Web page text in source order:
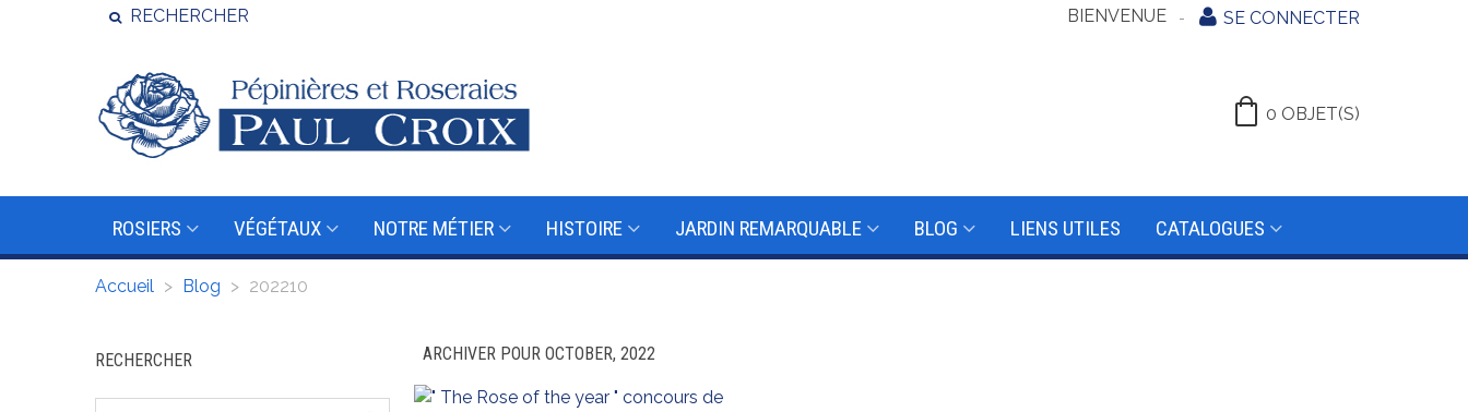
RECHERCHER BIENVENUE SE CONNECTER
0 OBJET(S)
ROSIERS VÉGÉTAUX NOTRE MÉTIER HISTOIRE JARDIN REMARQUABLE BLOG LIENS UTILES CATALOGUES
Accueil > Blog > 202210
RECHERCHER ARCHIVER POUR OCTOBER, 2022